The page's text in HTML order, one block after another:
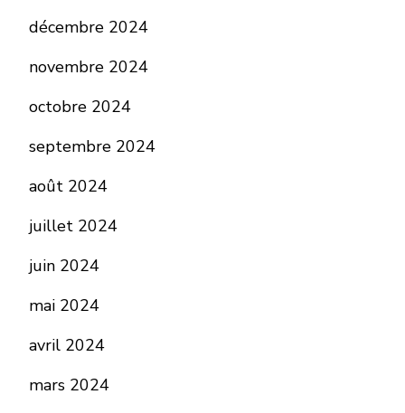
décembre 2024
novembre 2024
octobre 2024
septembre 2024
août 2024
juillet 2024
juin 2024
mai 2024
avril 2024
mars 2024